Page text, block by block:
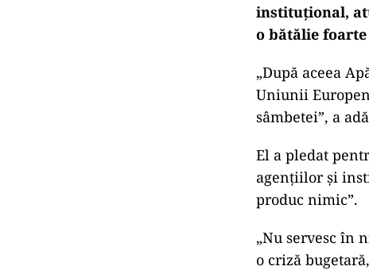
instituţional,
o bătălie foarte
„După aceea
Uniunii
sâmbetei”, a
El a pledat
agenţiilor şi
produc nimic”.
„Nu servesc în
o criză